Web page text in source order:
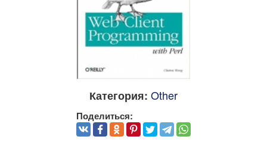
Категория: Other
Поделиться: